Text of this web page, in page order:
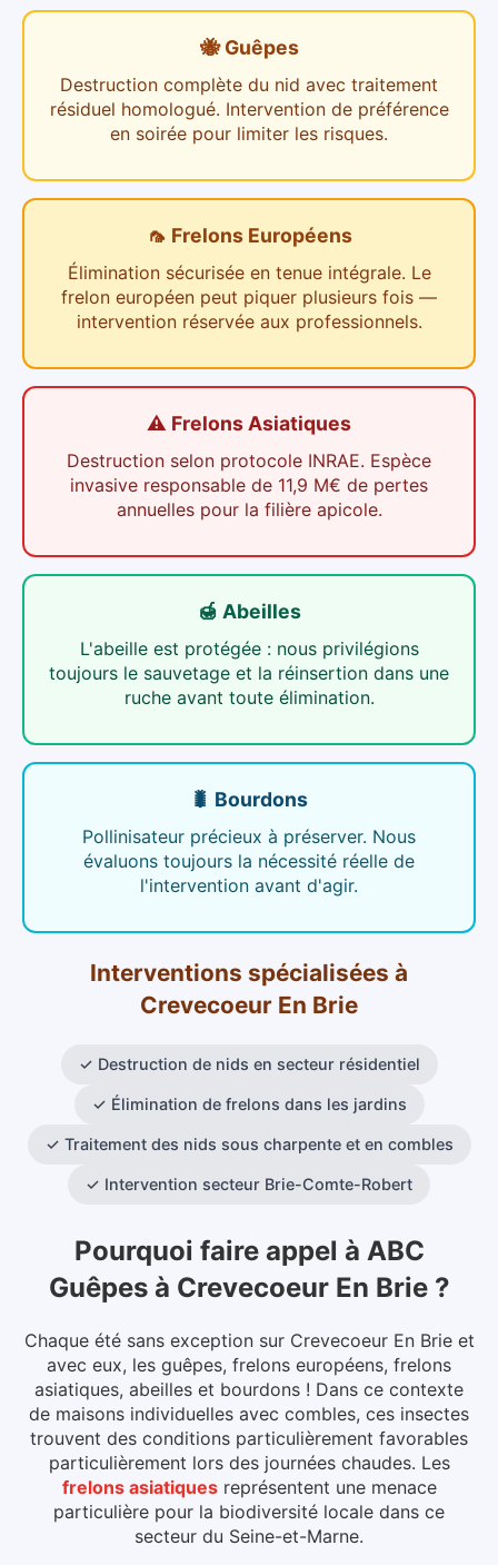
🐝 Guêpes
Destruction complète du nid avec traitement
résiduel homologué. Intervention de préférence
en soirée pour limiter les risques.
🦟 Frelons Européens
Élimination sécurisée en tenue intégrale. Le
frelon européen peut piquer plusieurs fois —
intervention réservée aux professionnels.
⚠️ Frelons Asiatiques
Destruction selon protocole INRAE. Espèce
invasive responsable de 11,9 M€ de pertes
annuelles pour la filière apicole.
🍯 Abeilles
L'abeille est protégée : nous privilégions
toujours le sauvetage et la réinsertion dans une
ruche avant toute élimination.
🐛 Bourdons
Pollinisateur précieux à préserver. Nous
évaluons toujours la nécessité réelle de
l'intervention avant d'agir.
Interventions spécialisées à
Crevecoeur En Brie
✓ Destruction de nids en secteur résidentiel
✓ Élimination de frelons dans les jardins
✓ Traitement des nids sous charpente et en combles
✓ Intervention secteur Brie-Comte-Robert
Pourquoi faire appel à ABC
Guêpes à Crevecoeur En Brie ?
Chaque été sans exception sur Crevecoeur En Brie et
avec eux, les guêpes, frelons européens, frelons
asiatiques, abeilles et bourdons ! Dans ce contexte
de maisons individuelles avec combles, ces insectes
trouvent des conditions particulièrement favorables
particulièrement lors des journées chaudes. Les
frelons asiatiques représentent une menace
particulière pour la biodiversité locale dans ce
secteur du Seine-et-Marne.